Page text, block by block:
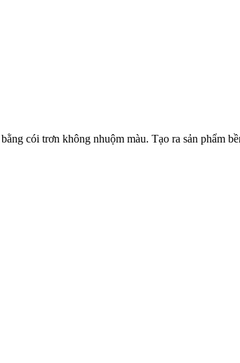
cói trơn không nhuộm màu. Tạo ra sản phẩm